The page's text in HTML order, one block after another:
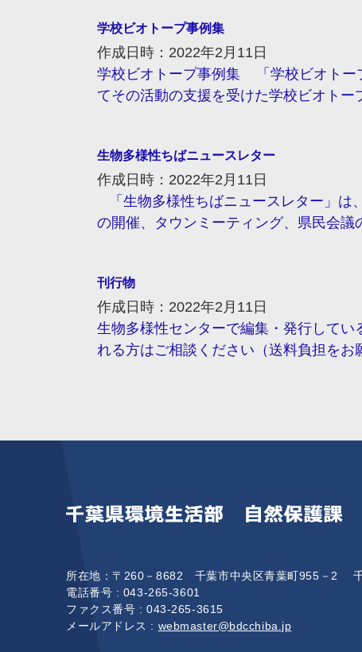
学校ビオトープ事例集
作成日時：2022年2月11日
学校ビオトープ事例集 「学校ビオトー
てその活動の支援を受けた学校ビオト
生物多様性ちばニュースレター
作成日時：2022年2月11日
「生物多様性ちばニュースレター」は
の開催、タウンミーティング、県民会
刊行物
作成日時：2022年2月11日
生物多様性センターで編集・発行して
れる方はご相談ください（送料負担
所在地：〒260－8682 千葉市中央区青葉町955－2
電話番号 : 043-265-3601
ファクス番号 : 043‐265‐3615
メールアドレス : webmaster@bdcchiba.jp